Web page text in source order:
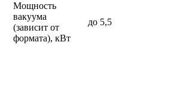
Мощность
вакуума
(зависит от
формата), кВт
до 5,5